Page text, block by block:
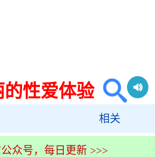
性爱体验
相关
众号，每日更新 >>>